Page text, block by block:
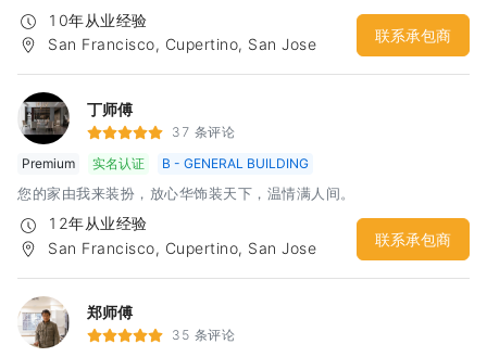
10年从业经验
San Francisco, Cupertino, San Jose
联系承包商
丁师傅
37 条评论
Premium
实名认证 B - GENERAL BUILDING
您的家由我来装扮，放心华饰装天下，温情满人间。
12年从业经验
San Francisco, Cupertino, San Jose
联系承包商
郑师傅
35 条评论